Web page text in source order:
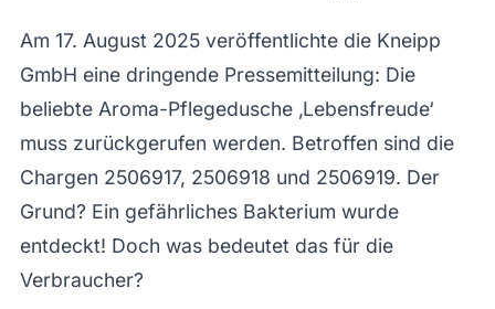
Am 17. August 2025 veröffentlichte die Kneipp
GmbH eine dringende Pressemitteilung: Die
beliebte Aroma-Pflegedusche ‚Lebensfreude‘
muss zurückgerufen werden. Betroffen sind die
Chargen 2506917, 2506918 und 2506919. Der
Grund? Ein gefährliches Bakterium wurde
entdeckt! Doch was bedeutet das für die
Verbraucher?